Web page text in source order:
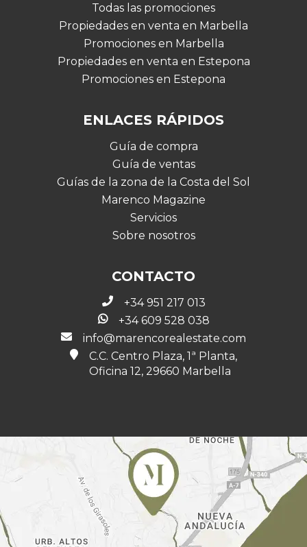
Todas las promociones
Propiedades en venta en Marbella
Promociones en Marbella
Propiedades en venta en Estepona
Promociones en Estepona
ENLACES RÁPIDOS
Guía de compra
Guía de ventas
Guías de la zona de la Costa del Sol
Marenco Magazine
Servicios
Sobre nosotros
CONTACTO
+34 951 217 013
+34 609 528 038
info@marencorealestate.com
C.C. Centro Plaza, 1ª Planta,
Oficina 12, 29660 Marbella